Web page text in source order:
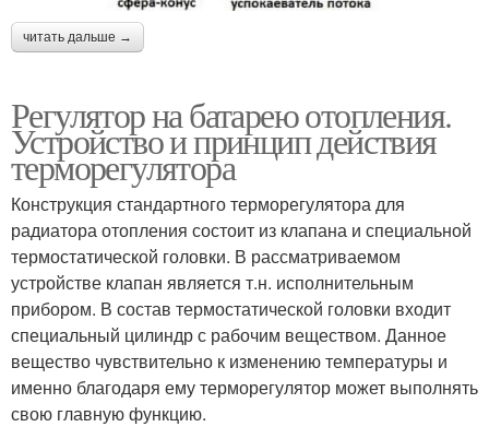
читать дальше →
Регулятор на батарею отопления.
Устройство и принцип действия
терморегулятора
Конструкция стандартного терморегулятора для
радиатора отопления состоит из клапана и специальной
термостатической головки. В рассматриваемом
устройстве клапан является т.н. исполнительным
прибором. В состав термостатической головки входит
специальный цилиндр с рабочим веществом. Данное
вещество чувствительно к изменению температуры и
именно благодаря ему терморегулятор может выполнять
свою главную функцию.